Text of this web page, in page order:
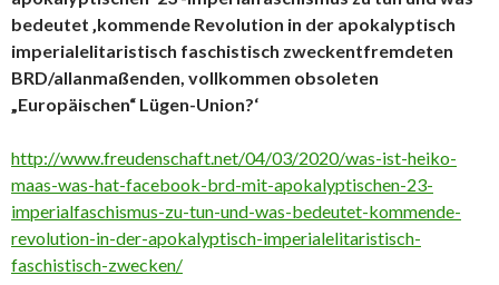
bedeutet ‚kommende Revolution in der apokalyptisch
imperialelitaristisch faschistisch zweckentfremdeten
BRD/allanmaßenden, vollkommen obsoleten
„Europäischen“ Lügen-Union?‘
http://www.freudenschaft.net/04/03/2020/was-ist-heiko-
maas-was-hat-facebook-brd-mit-apokalyptischen-23-
imperialfaschismus-zu-tun-und-was-bedeutet-kommende-
revolution-in-der-apokalyptisch-imperialelitaristisch-
faschistisch-zwecken/